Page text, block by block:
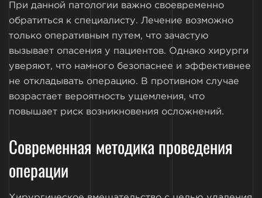
При данной патологии важно своевременно
обратиться к специалисту. Лечение возможно
только оперативным путем, что зачастую
вызывает опасения у пациентов. Однако хирурги
уверяют, что намного безопаснее и эффективнее
не откладывать операцию. В противном случае
возрастает вероятность ущемления, что
повышает риск возникновения осложнений.
Современная методика проведения
операции